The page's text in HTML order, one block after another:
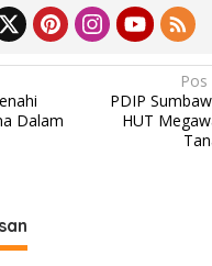
Dalam
PDIP
HUT